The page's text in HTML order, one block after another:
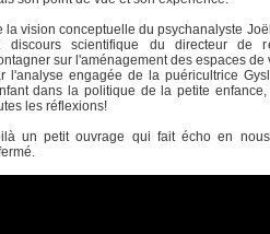
la vision conceptuelle du psychanalyste
discours scientifique du directeur de
sur l'aménagement des espaces
l'analyse engagée de la puéricultrice
dans la politique de la petite
les réflexions!
un petit ouvrage qui fait écho en